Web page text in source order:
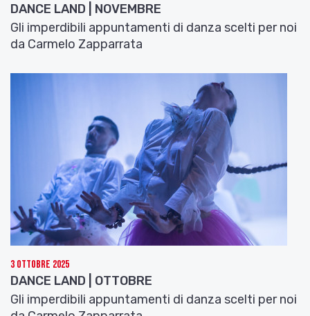
DANCE LAND | NOVEMBRE
Gli imperdibili appuntamenti di danza scelti per noi
da Carmelo Zapparrata
3 Ottobre 2025
DANCE LAND | OTTOBRE
Gli imperdibili appuntamenti di danza scelti per noi